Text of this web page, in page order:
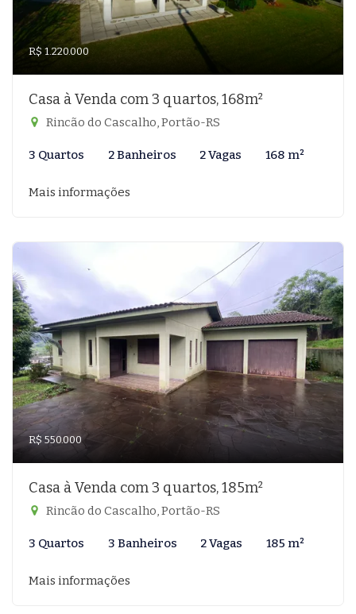
R$ 1.220.000
Casa à Venda com 3 quartos, 168m²
Rincão do Cascalho, Portão-RS
3 Quartos 2 Banheiros 2 Vagas 168 m²
Mais informações
R$ 550.000
Casa à Venda com 3 quartos, 185m²
Rincão do Cascalho, Portão-RS
3 Quartos 3 Banheiros 2 Vagas 185 m²
Mais informações